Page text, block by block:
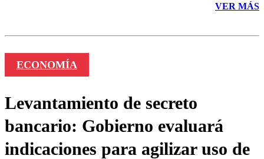
VER MÁS
ECONOMÍA
Levantamiento de secreto
bancario: Gobierno evaluará
indicaciones para agilizar uso de